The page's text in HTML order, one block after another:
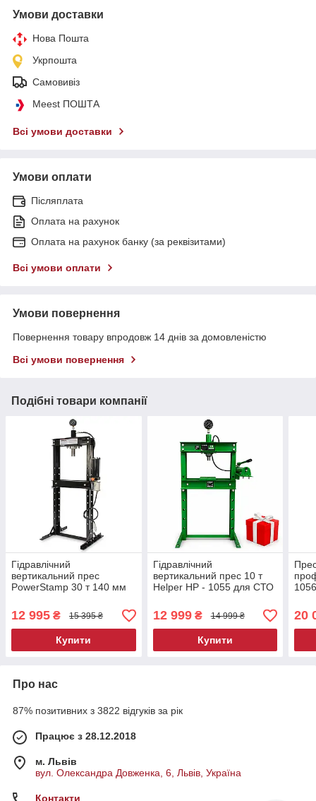
Умови доставки
Нова Пошта
Укрпошта
Самовивіз
Meest ПОШТА
Всі умови доставки
Умови оплати
Післяплата
Оплата на рахунок
Оплата на рахунок банку (за реквізитами)
Всі умови оплати
Умови повернення
Повернення товару впродовж 14 днів за домовленістю
Всі умови повернення
Подібні товари компанії
Гідравлічний
вертикальний прес
PowerStamp 30 т 140 мм
гідравлічно-пневматичний
для автосервісу
12 995 ₴ 15 395 ₴
Купити
Гідравлічний
вертикальний прес 10 т
Helper HP - 1055 для СТО
прес для автосервісу
12 999₴ 14 999 ₴
Купити
СТО
20
Про нас
87% позитивних з 3822 відгуків за рік
Працює з 28.12.2018
м. Львів
вул. Олександра Довженка, 6, Львів, Україна
Контакти